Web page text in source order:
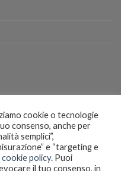
Unidos - español
cookie o tecnologie
consenso, anche per
semplici”,
e “targeting e
cookie policy. Puoi
il tuo consenso, in